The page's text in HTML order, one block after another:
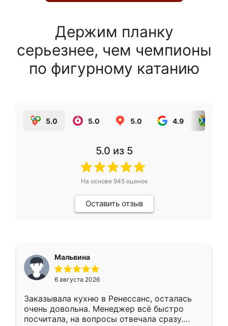
Держим планку
серьезнее, чем чемпионы
по фигурному катанию
5.0 5.0 5.0 4.9
5.0 из 5
На основе 945оценок
Оставить отзыв
Мальвина
6 августа 2026
Заказывала кухню в Ренессанс, осталась
очень довольна. Менеджер всё быстро
посчитала, на вопросы отвечала сразу.